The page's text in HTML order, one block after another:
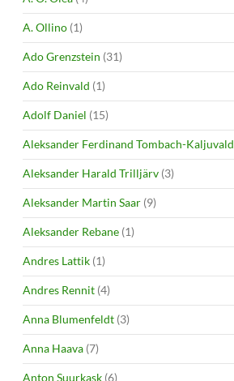
A. Ollino (1)
Ado Grenzstein (31)
Ado Reinvald (1)
Adolf Daniel (15)
Aleksander Ferdinand Tombach-Kaljuvald
Aleksander Harald Trilljärv (3)
Aleksander Martin Saar (9)
Aleksander Rebane (1)
Andres Lattik (1)
Andres Rennit (4)
Anna Blumenfeldt (3)
Anna Haava (7)
Anton Suurkask (6)